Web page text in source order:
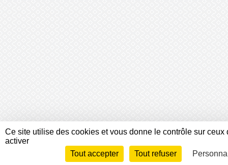
Envie de participer ?
Ce site utilise des cookies et vous donne le contrôle sur ceux
activer
Tout accepter
Tout refuser